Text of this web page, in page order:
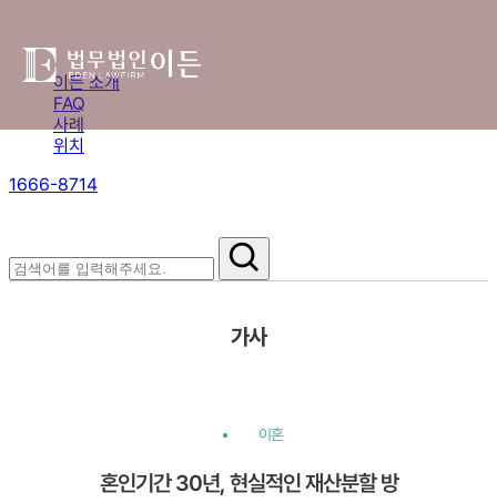
이든 소개
FAQ
사례
위치
1666-8714
가사
이혼
혼인기간 30년, 현실적인 재산분할 방